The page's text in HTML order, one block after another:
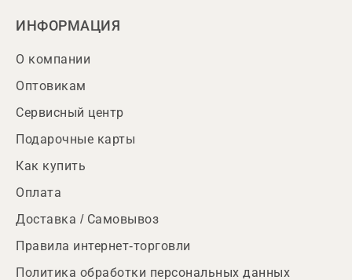
ИНФОРМАЦИЯ
О компании
Оптовикам
Сервисный центр
Подарочные карты
Как купить
Оплата
Доставка / Самовывоз
Правила интернет-торговли
Политика обработки персональных данных